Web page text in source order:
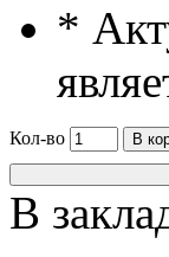
*
Кол-во
В
В